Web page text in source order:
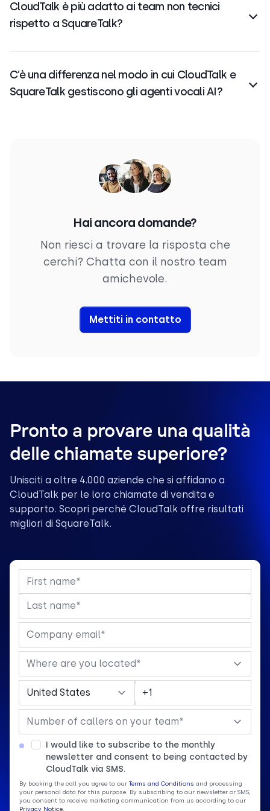
fluida con una facile configurazione e integrazione
di oltre100 sistemi CRM.
CloudTalk è più adatto ai team non tecnici
rispetto a SquareTalk?
facile per i team andare online in un solo giorno
senza una supervisione tecnica complessa.
C’è una differenza nel modo in cui CloudTalk e
SquareTalk gestiscono gli agenti vocali AI?
l’AI di SquareTalk si concentra principalmente
sull’assistenza agli agenti umani.
Hai ancora domande?
Non riesci a trovare la risposta che
cerchi? Chatta con il nostro team
amichevole.
Mettiti in contatto
Pronto a provare una qualità
delle chiamate superiore?
Unisciti a oltre 4.000 aziende che si affidano a
CloudTalk per le loro chiamate di vendita e
supporto. Scopri perché CloudTalk offre risultati
migliori di SquareTalk.
I would like to subscribe to the monthly
newsletter and consent to being contacted by
CloudTalk via SMS.
By booking the call you agree to our Terms and Conditions and processing
your personal data for this purpose. By subscribing to our newsletter or SMS,
you consent to receive marketing communication from us according to our
Privacy Notice.